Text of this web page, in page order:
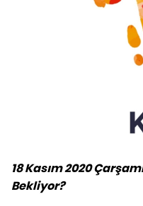
18 Kasım 2020
Bekliyor?